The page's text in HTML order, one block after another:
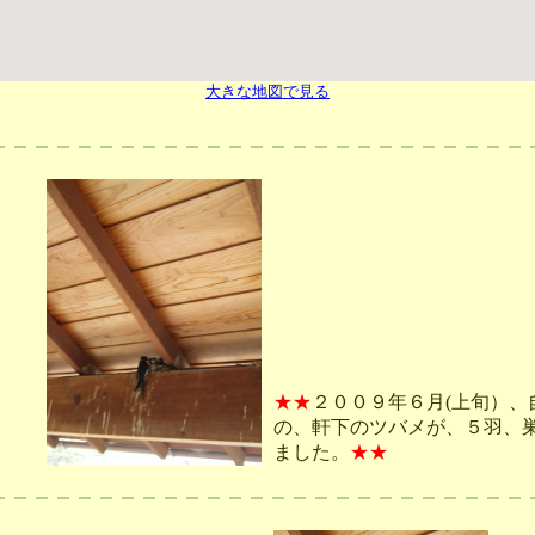
大きな地図で見る
★★ ２００９年６月(上旬）、
の、軒下のツバメが、５羽、
ました。 ★★